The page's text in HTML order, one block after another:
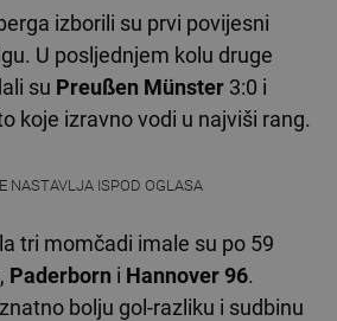
izborili su prvi povijesni
U posljednjem kolu druge
su Preußen Münster 3:0 i
koje izravno vodi u najviši rang.
NASTAVLJA ISPOD OGLASA
tri momčadi imale su po 59
, Paderborn i Hannover 96.
bolju gol-razliku i sudbinu